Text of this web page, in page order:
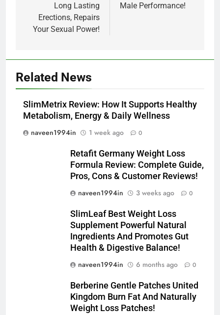
Long Lasting
Erections, Repairs
Your Sexual Power!
Male Performance!
Related News
SlimMetrix Review: How It Supports Healthy
Metabolism, Energy & Daily Wellness
naveen1994in
1 week ago 0
Retafit Germany Weight Loss
Formula Review: Complete Guide,
Pros, Cons & Customer Reviews!
naveen1994in
3 weeks ago 0
SlimLeaf Best Weight Loss
Supplement Powerful Natural
Ingredients And Promotes Gut
Health & Digestive Balance!
naveen1994in
6 months ago 0
Berberine Gentle Patches United
Kingdom Burn Fat And Naturally
Weight Loss Patches!